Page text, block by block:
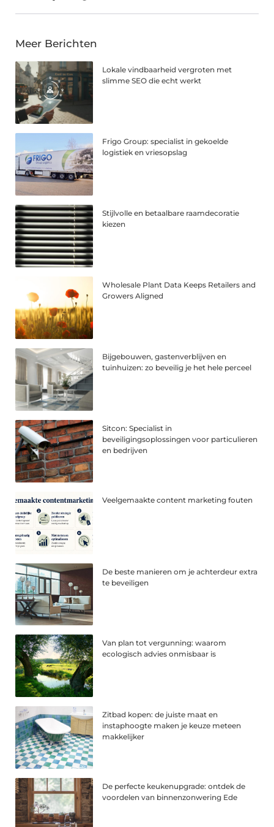
Meer Berichten
Lokale vindbaarheid vergroten met
slimme SEO die echt werkt
Frigo Group: specialist in gekoelde
logistiek en vriesopslag
Stijlvolle en betaalbare raamdecoratie
kiezen
Wholesale Plant Data Keeps Retailers and
Growers Aligned
Bijgebouwen, gastenverblijven en
tuinhuizen: zo beveilig je het hele perceel
Sitcon: Specialist in
beveiligingsoplossingen voor particulieren
en bedrijven
Veelgemaakte content marketing fouten
De beste manieren om je achterdeur extra
te beveiligen
Van plan tot vergunning: waarom
ecologisch advies onmisbaar is
Zitbad kopen: de juiste maat en
instaphoogte maken je keuze meteen
makkelijker
De perfecte keukenupgrade: ontdek de
voordelen van binnenzonwering Ede